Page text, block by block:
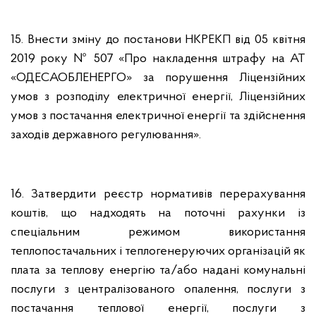
15. Внести зміну до постанови НКРЕКП від 05 квітня
2019 року № 507 «Про накладення штрафу на АТ
«ОДЕСАОБЛЕНЕРГО» за порушення Ліцензійних
умов з розподілу електричної енергії, Ліцензійних
умов з постачання електричної енергії та здійснення
заходів державного регулювання».
16. Затвердити реєстр нормативів перерахування
коштів, що надходять на поточні рахунки із
спеціальним режимом використання
теплопостачальних і теплогенеруючих організацій як
плата за теплову енергію та/або надані комунальні
послуги з централізованого опалення, послуги з
постачання теплової енергії, послуги з